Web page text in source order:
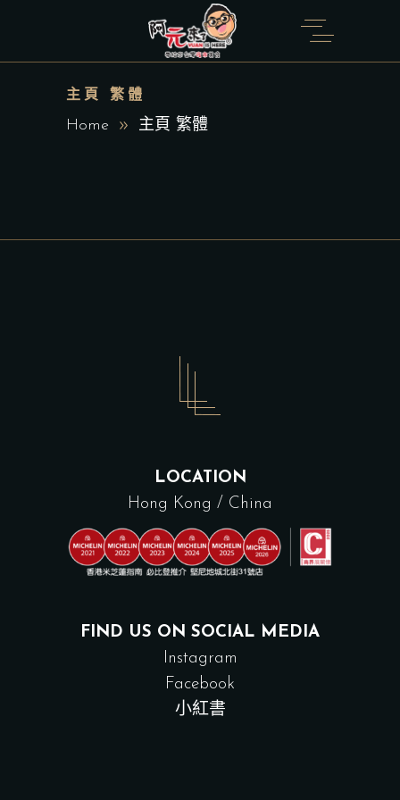
主頁 繁體
Home 主頁 繁體
LOCATION
Hong Kong / China
FIND US ON SOCIAL MEDIA
Instagram
Facebook
小紅書